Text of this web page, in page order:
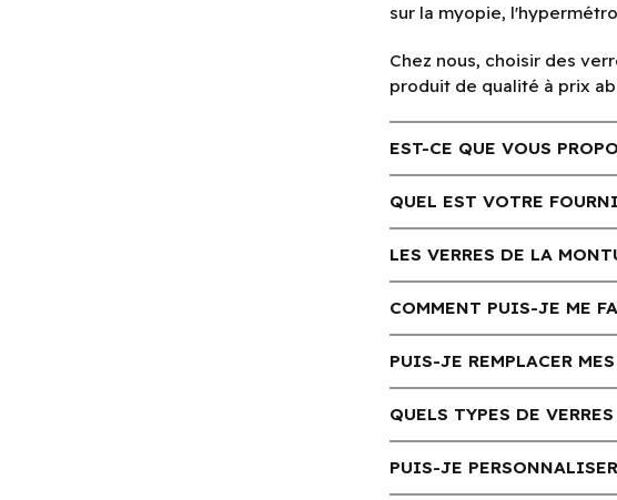
sur la myopie,
Chez nous, choisir des
produit de qualité à prix
EST-CE QUE VOUS
QUEL EST VOTRE
LES VERRES DE LA
COMMENT PUIS-JE ME
PUIS-JE REMPLACER
QUELS TYPES DE
PUIS-JE